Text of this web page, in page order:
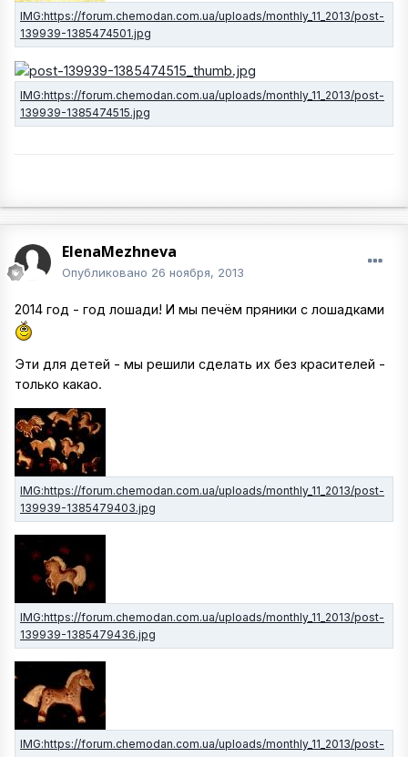
ElenaMezhneva
Опубликовано 26 ноября, 2013
2014 год - год лошади! И мы печём пряники с лошадками
Эти для детей - мы решили сделать их без красителей -
только какао.